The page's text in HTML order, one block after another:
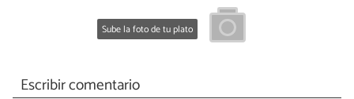
Sube la foto de tu plato
Escribir comentario